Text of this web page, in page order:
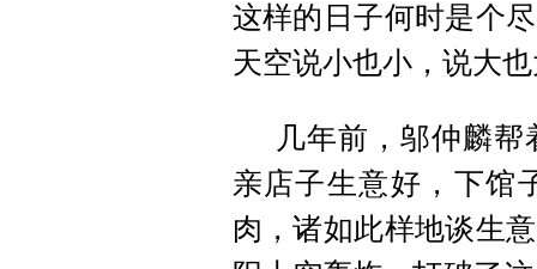
这样的日子何时是个
天空说小也小，说大
几年前，邬仲麟
亲店子生意好，下馆
肉，诸如此样地谈生